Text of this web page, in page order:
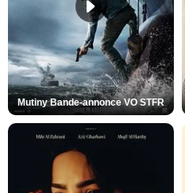
Mutiny Bande-annonce VO STFR